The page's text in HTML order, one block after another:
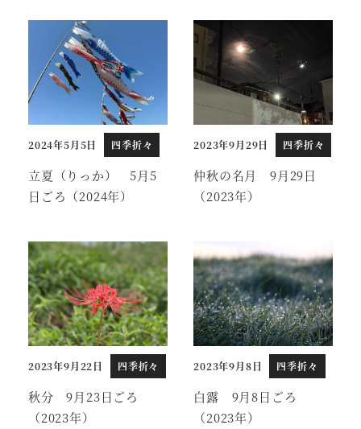
立夏（りっか） 5月5
日ごろ（2024年）
投稿日
2024年5月5日 四季折々
仲秋の名月 9月29日
（2023年）
投稿日
2023年9月29日 四季折々
秋分 9月23日ごろ
（2023年）
投稿日
2023年9月22日 四季折々
白露 9月8日ごろ
（2023年）
投稿日
2023年9月8日 四季折々